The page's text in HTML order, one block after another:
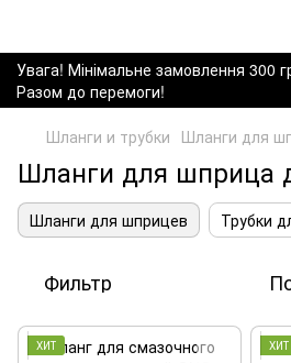
Увага! Мінімальне замовлення 300
Разом до перемоги!
Шланги и трубки Шланги для
Шланги для шприца
Шланги для шприцев Трубки
Фильтр
ХИТ ХИТ